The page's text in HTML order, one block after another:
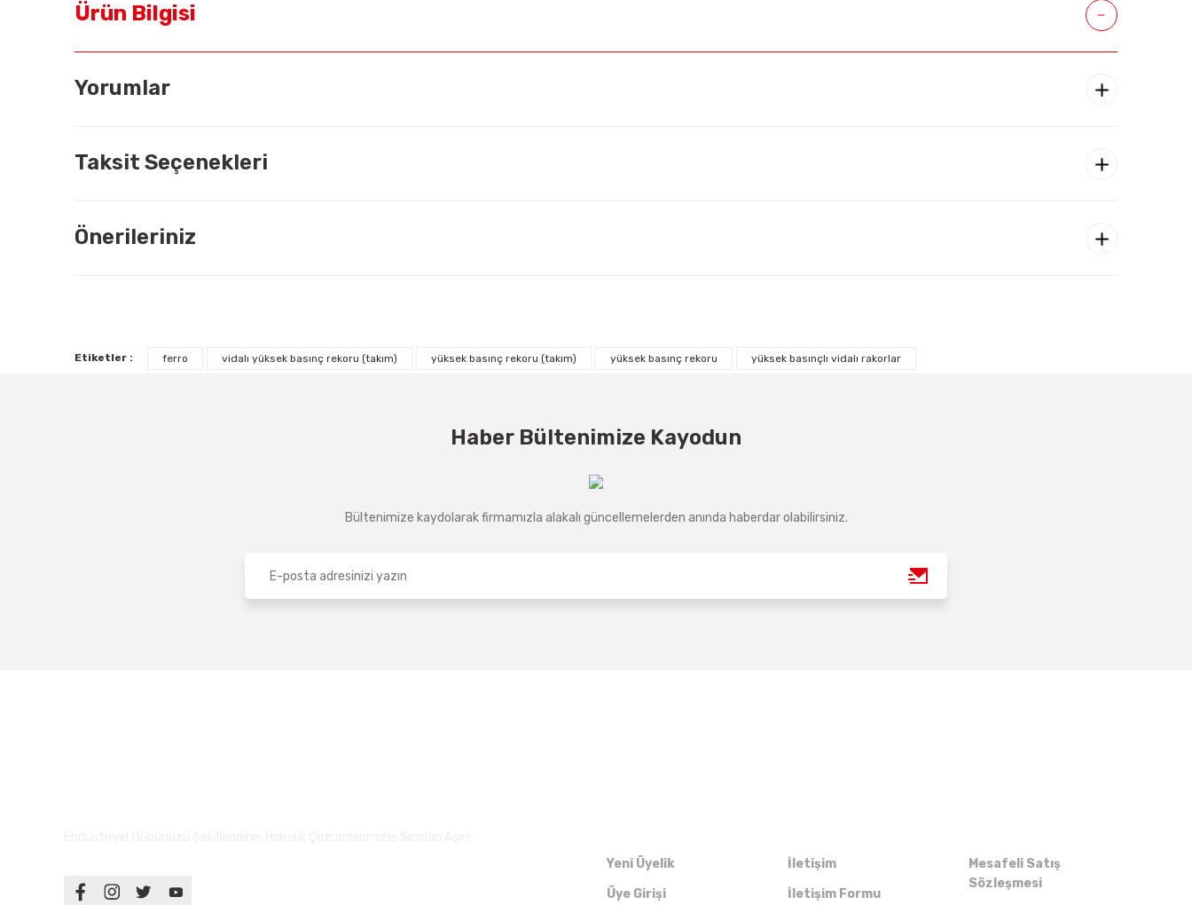
Ürün Bilgisi
Yorumlar
Taksit Seçenekleri
Önerileriniz
Etiketler : ferro vidalı yüksek basınç rekoru (takım) yüksek basınç rekoru (takım) yüksek basınç rekoru yüksek basınçlı vidalı rakorlar
Haber Bültenimize Kayodun
Bültenimize kaydolarak firmamızla alakalı güncellemelerden anında haberdar olabilirsiniz.
Yeni Üyelik
Üye Girişi
İletişim
İletişim Formu
Mesafeli Satış
Sözleşmesi